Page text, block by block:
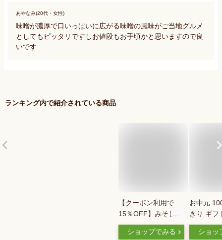
あやなみ(20代・女性)
味噌が濃厚で口いっぱいに広がる味噌の風味がご当地グルメ
としてもピッタリですしお値段もお手頃かと思いますので良
いです
ランキング内で紹介されている商品
【クーポン利用で
15％OFF】みそしそ
巻き （えごま）24本
入（12本入り×2袋）
ショップでみる
お中元
きり ギフ
き 宮城
試しセッ
ショッ